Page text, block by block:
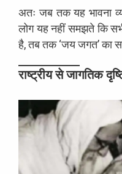
अतः जब तक यह भावना
लोग यह नहीं समझते कि
है, तब तक ‘जय जगत’ का
राष्ट्रीय से जागतिक